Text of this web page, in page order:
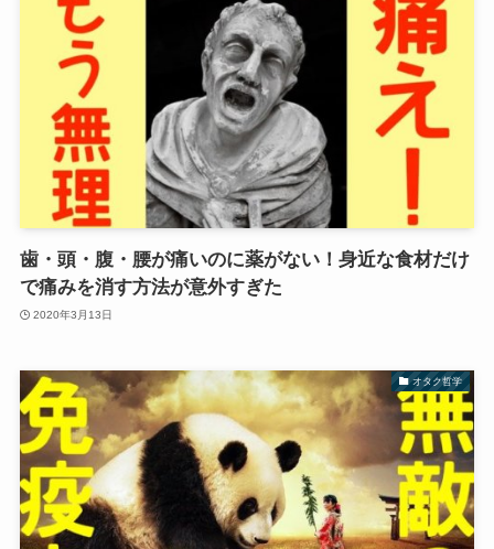
歯・頭・腹・腰が痛いのに薬がない！身近な食材だけ
で痛みを消す方法が意外すぎた
2020年3月13日
オタク哲学